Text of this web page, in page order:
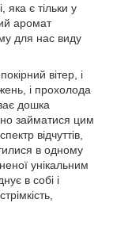
яка є тільки у
аромат
для нас виду
вітер, і
і прохолода
дошка
займатися цим
відчуттів,
в одному
унікальним
в собі і